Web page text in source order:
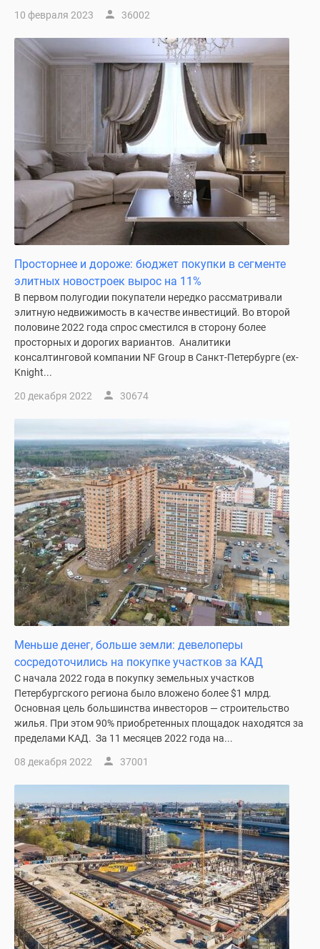
10 февраля 2023 36002
Просторнее и дороже: бюджет покупки в сегменте
элитных новостроек вырос на 11%
В первом полугодии покупатели нередко рассматривали
элитную недвижимость в качестве инвестиций. Во второй
половине 2022 года спрос сместился в сторону более
просторных и дорогих вариантов. Аналитики
консалтинговой компании NF Group в Санкт-Петербурге (ex-
Knight...
20 декабря 2022 30674
Меньше денег, больше земли: девелоперы
сосредоточились на покупке участков за КАД
С начала 2022 года в покупку земельных участков
Петербургского региона было вложено более $1 млрд.
Основная цель большинства инвесторов — строительство
жилья. При этом 90% приобретенных площадок находятся за
пределами КАД. За 11 месяцев 2022 года на...
08 декабря 2022 37001